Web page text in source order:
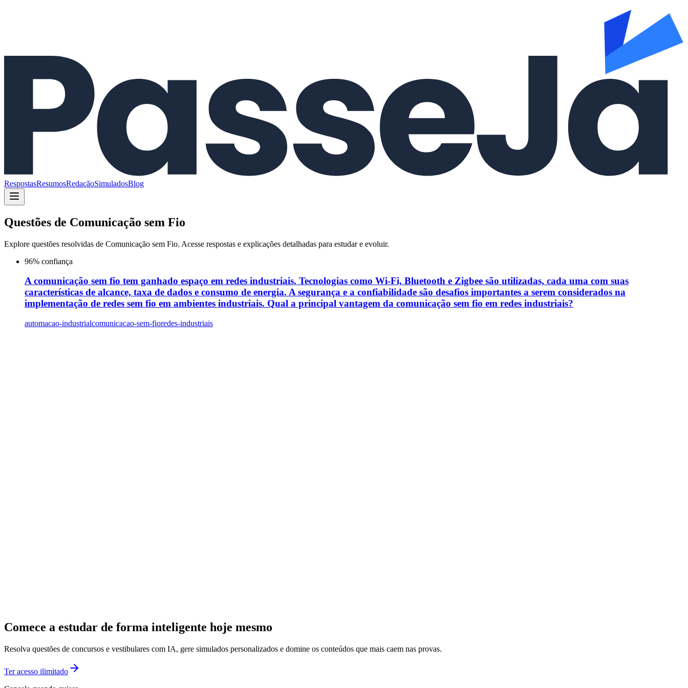
RespostasResumosRedaçãoSimuladosBlog
Questões de Comunicação sem Fio
Explore questões resolvidas de Comunicação sem Fio. Acesse respostas e explicações detalhadas para estudar e evoluir.
96% confiança
A comunicação sem fio tem ganhado espaço em redes industriais. Tecnologias como Wi‑Fi, Bluetooth e Zigbee são utilizadas, cada uma com suas
características de alcance, taxa de dados e consumo de energia. A segurança e a confiabilidade são desafios importantes a serem considerados na
implementação de redes sem fio em ambientes industriais. Qual a principal vantagem da comunicação sem fio em redes industriais?
automacao-industrialcomunicacao-sem-fioredes-industriais
Comece a estudar de forma inteligente hoje mesmo
Resolva questões de concursos e vestibulares com IA, gere simulados personalizados e domine os conteúdos que mais caem nas provas.
Ter acesso ilimitado